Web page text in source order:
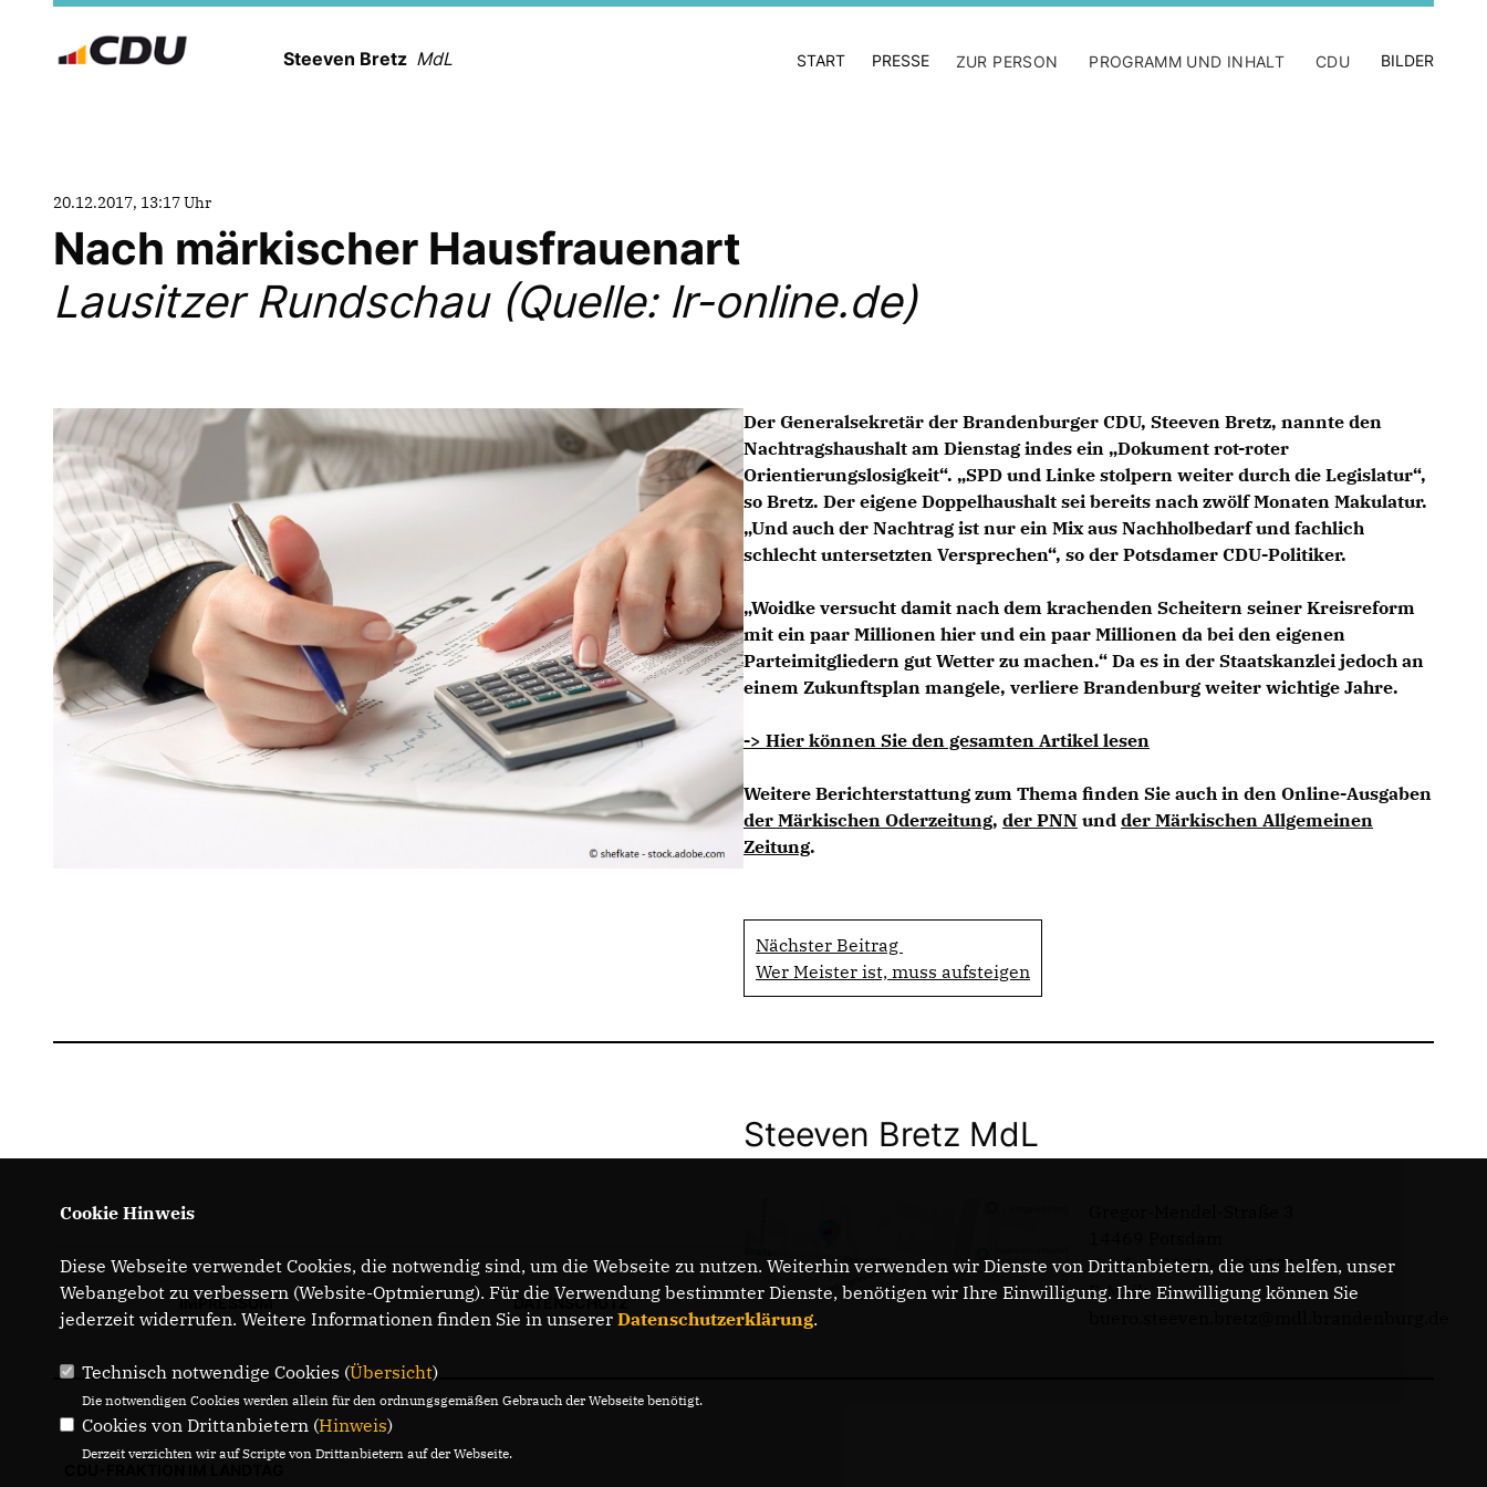
Steeven Bretz MdL START PRESSE ZUR PERSON PROGRAMM UND INHALT CDU BILDER
20.12.2017, 13:17 Uhr
Nach märkischer Hausfrauenart
Lausitzer Rundschau (Quelle: lr-online.de)
Der Generalsekretär der Brandenburger CDU, Steeven Bretz, nannte den
Nachtragshaushalt am Dienstag indes ein „Dokument rot-roter
Orientierungslosigkeit“. „SPD und Linke stolpern weiter durch die Legislatur“,
so Bretz. Der eigene Doppelhaushalt sei bereits nach zwölf Monaten Makulatur.
Und auch der Nachtrag ist nur ein Mix aus Nachholbedarf und fachlich
schlecht untersetzten Versprechen“, so der Potsdamer CDU-Politiker.
Woidke versucht damit nach dem krachenden Scheitern seiner Kreisreform
mit ein paar Millionen hier und ein paar Millionen da bei den eigenen
Parteimitgliedern gut Wetter zu machen.“ Da es in der Staatskanzlei jedoch an
einem Zukunftsplan mangele, verliere Brandenburg weiter wichtige Jahre.
-> Hier können Sie den gesamten Artikel lesen
Weitere Berichterstattung zum Thema finden Sie auch in den Online-Ausgaben
der Märkischen Oderzeitung, der PNN und der Märkischen Allgemeinen
Zeitung.
Nächster Beitrag
Wer Meister ist, muss aufsteigen
IMPRESSUM DATENSCHUTZ
Steeven Bretz MdL
Telefon: 0331 - 20085713
E-Mail:
Cookie Hinweis
Diese Webseite verwendet Cookies, die notwendig sind, um die Webseite zu nutzen. Weiterhin verwenden wir Dienste von Drittanbietern, die uns helfen, unser
Webangebot zu verbessern (Website-Optmierung). Für die Verwendung bestimmter Dienste, benötigen wir Ihre Einwilligung. Ihre Einwilligung können Sie
jederzeit widerrufen. Weitere Informationen finden Sie in unserer Datenschutzerklärung.
Technisch notwendige Cookies (Übersicht)
Die notwendigen Cookies werden allein für den ordnungsgemäßen Gebrauch der Webseite benötigt.
Cookies von Drittanbietern (Hinweis)
Derzeit verzichten wir auf Scripte von Drittanbietern auf der Webseite.